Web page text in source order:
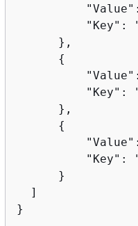
"Key":
      },
{
"Key":
      },
{
"Key":
      }
  ]
}